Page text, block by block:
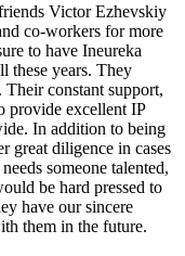
Victor Ezhevskiy
co-workers for more
to have Ineureka
these years. They
constant support,
provide excellent IP
In addition to being
great diligence in cases
someone talented,
be hard pressed to
have our sincere
them in the future.